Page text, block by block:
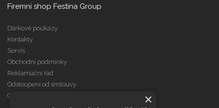
Firemní shop Festina Group
Dárkové poukazy
Kontakty
Servis
Obchodní podmínky
Reklamační řád
Odstoupení od smlouvy
Cookies
×